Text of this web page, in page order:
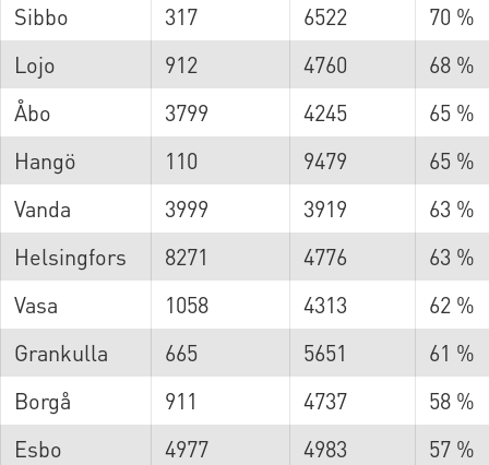
Sibbo
317 6522
70 %
Lojo
912 4760
68 %
Åbo
3799 4245
65 %
Hangö
110 9479
65 %
Vanda
3999 3919
63 %
Helsingfors
8271 4776
63 %
Vasa
1058 4313
62 %
Grankulla
665 5651
61 %
Borgå
911 4737
58 %
Esbo
4977 4983
57 %